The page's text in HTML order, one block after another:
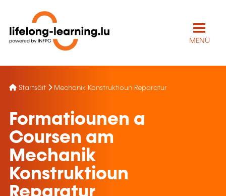
MENÜ
Startsäit Mechanik Konstruktioun Reparatur
Formatiounen a
Coursen am
Mechanik
Konstruktioun